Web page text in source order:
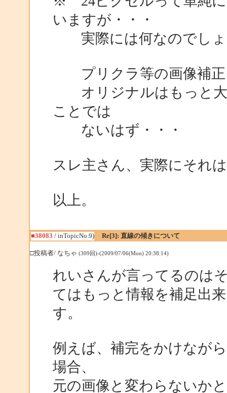
いますが・・・
実際には何なのでしょ
プリクラ等の画像補正
オリジナルはもっと大
ことでは
ないはず・・・
スレ主さん、実際にそれ
以上。
■38083 / inTopicNo.9) Re[3]: 直線の傾きについて
□投稿者/ なちゃ (309回)-(2009/07/06(Mon) 20:38:14)
れいさんが言ってるのは
てはもっと情報を補足出
す。
例えば、補完をかけなが
場合、
元の画像と変わらないか